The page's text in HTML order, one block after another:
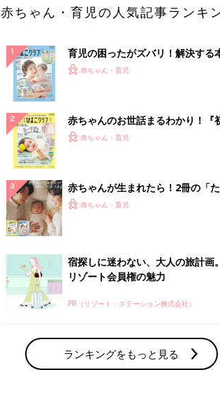
赤ちゃん・育児の人気記事ランキ
育児の困ったがズバリ！解決する
『ひよこクラブ 夏号』 4カ月～2
赤ちゃん・育児
赤ちゃんのお世話まるわかり！『
てのひよこクラブ 夏号』〈巻頭大特
赤ちゃん・育児
赤ちゃんが生まれたら！2冊の「
ひよ」
赤ちゃん・育児
宿探しに迷わない、大人の旅計画。
リゾート会員権の魅力
PR（リゾート・ステーション株式会社）
ランキングをもっと見る